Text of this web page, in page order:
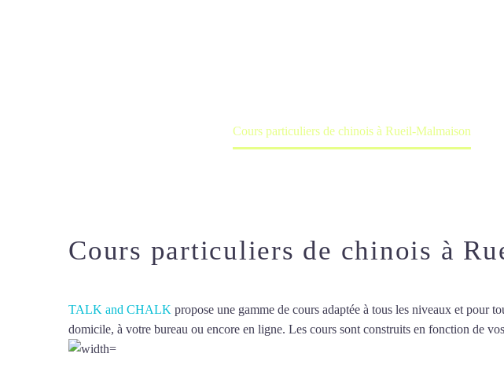
Cours particuliers de chinois à Rueil-Malmaison
Cours particuliers de chinois à
TALK and CHALK propose une gamme de cours adaptée à tous les niveaux et pour
domicile, à votre bureau ou encore en ligne. Les cours sont construits en fonction de